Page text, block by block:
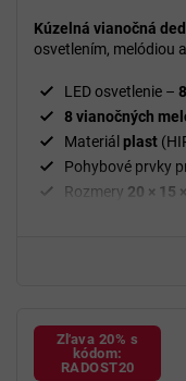
z
5
Kúzelná vianočná
osvetlením, melódiou
LED osvetlenie –
8 vianočných
Materiál plast
Pohybové prvky
Rozmery 20 × 15
Zľava 20% s
kódom:
RADOST20